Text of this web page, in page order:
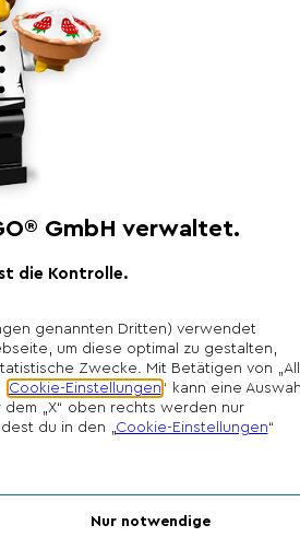
Produktbeschreibung
Erkunde das Schloss von
König Frederick! Leg am
dem Boot und geh auf
findest du den König und
ein Kunstzimmer und ein
Schlafgemach für Rapunzel.
befindet sich eine
Teleskop zum
es auf die Krone abgesehen
Die Preisgestaltung liegt im